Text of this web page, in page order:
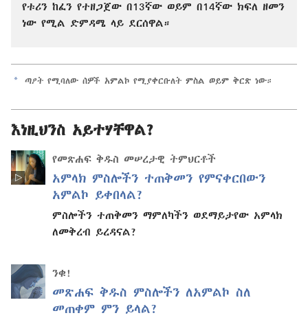
የቱሪን ከፈን የተዘጋጀው በ13ኛው ወይም በ14ኛው ክፍለ ዘመን
ነው የሚል ድምዳሜ ላይ ደርሰዋል።
a ጣዖት የሚባለው ሰዎች አምልኮ የሚያቀርቡለት ምስል ወይም ቅርጽ ነው።
እነዚህንስ አይተሃቸዋል?
የመጽሐፍ ቅዱስ መሠረታዊ ትምህርቶች
አምላክ ምስሎችን ተጠቅመን የምናቀርበውን
አምልኮ ይቀበላል?
ምስሎችን ተጠቅመን ማምለካችን ወደማይታየው አምላክ
ለመቅረብ ይረዳናል?
ንቁ!
መጽሐፍ ቅዱስ ምስሎችን ለአምልኮ ስለ
መጠቀም ምን ይላል?